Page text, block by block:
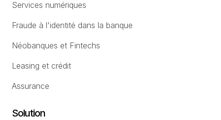
Services numériques
Fraude à l'identité dans la banque
Néobanques et Fintechs
Leasing et crédit
Assurance
Solution